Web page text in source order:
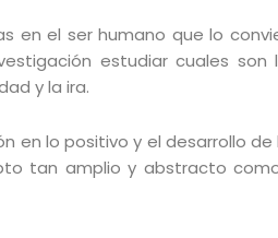
en el ser humano que lo
estudiar cuales son
y la ira.
en lo positivo y el desarrollo de
tan amplio y abstracto